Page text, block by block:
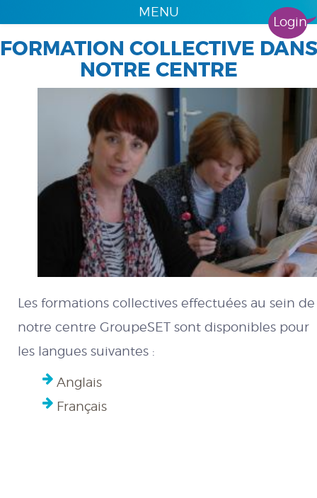
MENU
Login
FORMATION COLLECTIVE DANS
NOTRE CENTRE
Les formations collectives effectuées au sein de
notre centre GroupeSET sont disponibles pour
les langues suivantes :
Anglais
Français